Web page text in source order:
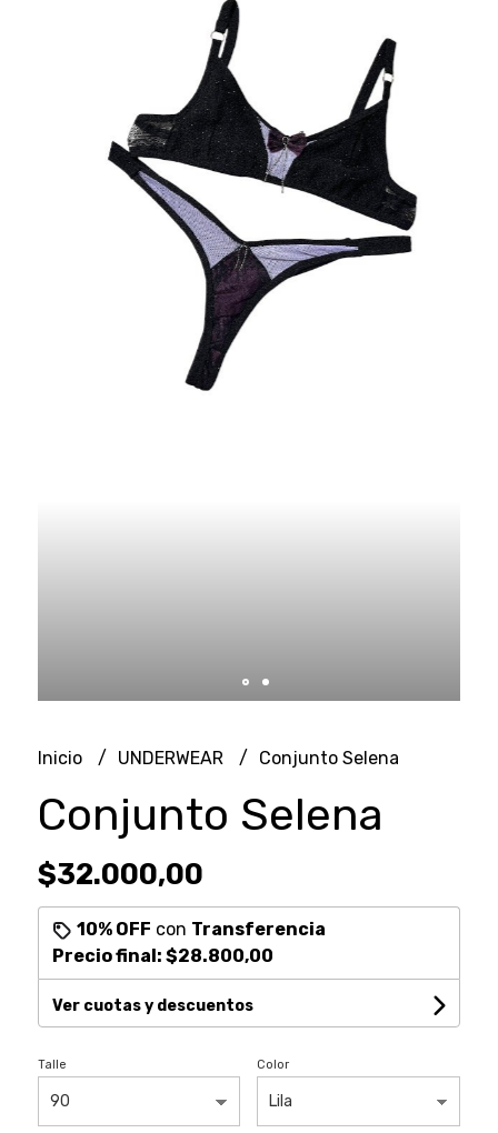
Inicio UNDERWEAR Conjunto Selena
Conjunto Selena
$32.000,00
10% OFF con Transferencia
Precio final: $28.800,00
Ver cuotas y descuentos
Talle Color